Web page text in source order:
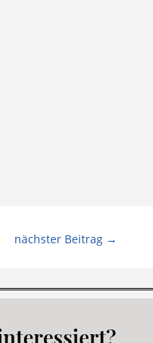
nächster Beitrag →